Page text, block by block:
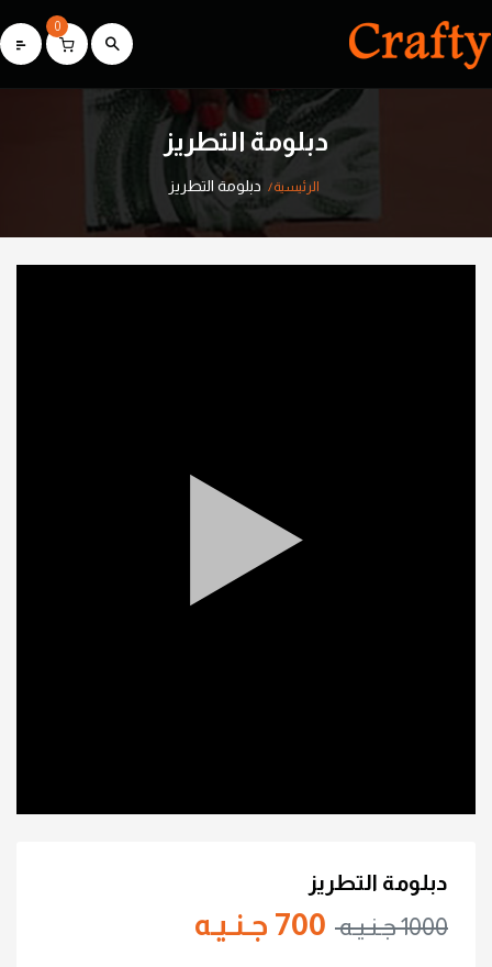
0
دبلومة التطريز
الرئيسية دبلومة التطريز
دبلومة التطريز
1000 جـنـيـه 700 جـنـيـه